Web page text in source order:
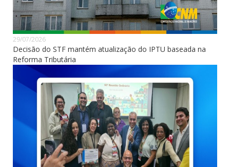
29/07/2026
Decisão do STF mantém atualização do IPTU baseada na
Reforma Tributária